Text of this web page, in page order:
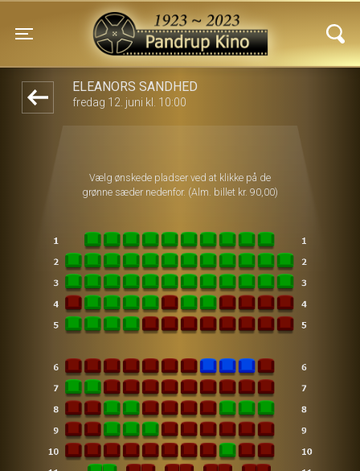
Toggle navigation
Pandrup Kino
ELEANORS SANDHED
fredag 12. juni kl. 10:00
Vælg ønskede pladser ved at klikke på de
grønne sæder nedenfor. (Alm. billet kr. 90,00)
1step-front02 032525